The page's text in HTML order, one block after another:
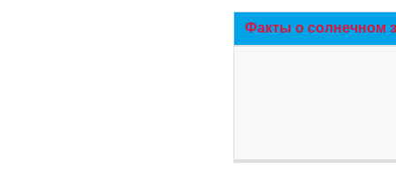
Факты о солнечном